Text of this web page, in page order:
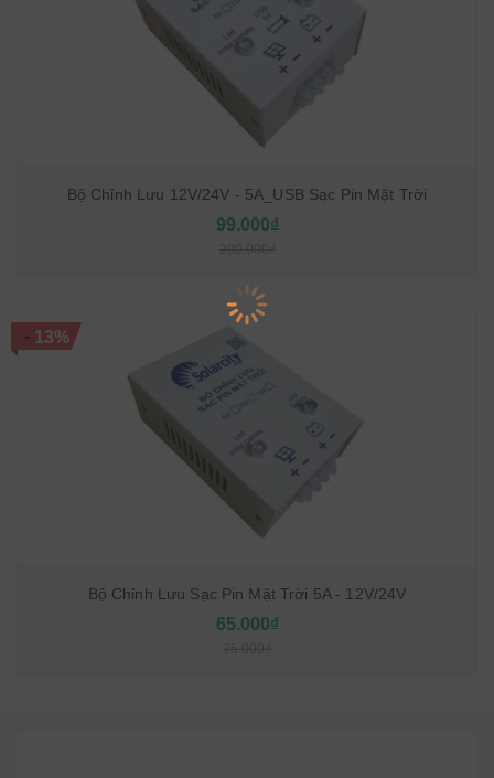
Bộ Chỉnh Lưu 12V/24V - 5A_USB Sạc Pin Mặt Trời
99.000₫
-13%
Bộ Chỉnh Lưu Sạc Pin Mặt Trời 5A - 12V/24V
65.000₫